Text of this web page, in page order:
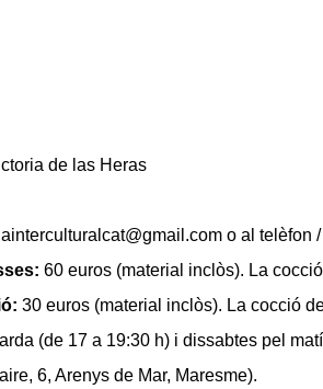
de las Heras
lainterculturalcat@gmail.com o al telèfon
60 euros (material inclòs). La
30 euros (material inclòs). La cocció
(de 17 a 19:30 h) i dissabtes pel
6, Arenys de Mar, Maresme).